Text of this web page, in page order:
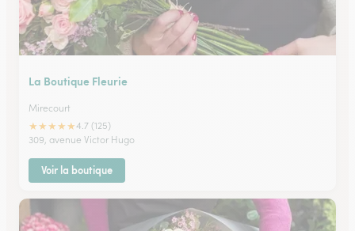
La Boutique Fleurie
Mirecourt
★★★★★4.7 (125)
309, avenue Victor Hugo
Voir la boutique